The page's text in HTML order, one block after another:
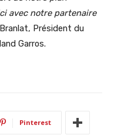
avec notre partenaire
Président du
Garros.
Pinterest